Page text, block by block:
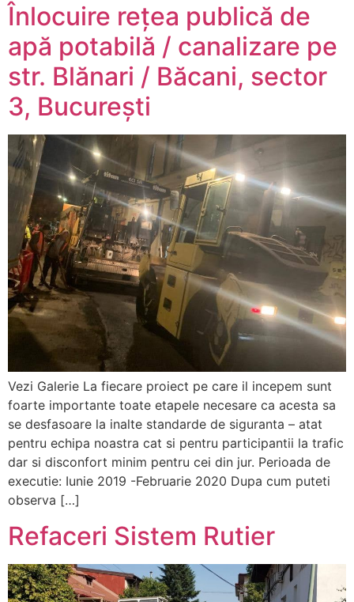
Înlocuire rețea publică de
apă potabilă / canalizare pe
str. Blănari / Băcani, sector
3, București
Vezi Galerie La fiecare proiect pe care il incepem sunt
foarte importante toate etapele necesare ca acesta sa
se desfasoare la inalte standarde de siguranta – atat
pentru echipa noastra cat si pentru participantii la trafic
dar si disconfort minim pentru cei din jur. Perioada de
executie: Iunie 2019 -Februarie 2020 Dupa cum puteti
observa […]
Refaceri Sistem Rutier